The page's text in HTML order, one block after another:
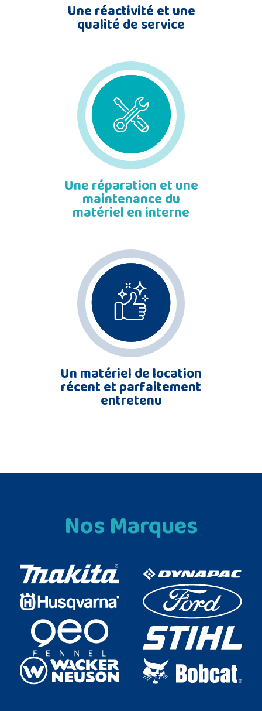
Une réactivité et une
qualité de service
Une réparation et une
maintenance du
matériel en interne
Un matériel de location
récent et parfaitement
entretenu
Nos Marques